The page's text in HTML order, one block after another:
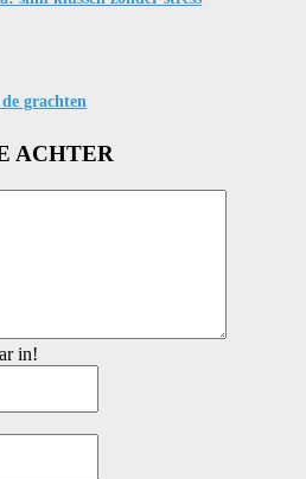
grachten
ACHTER
in!